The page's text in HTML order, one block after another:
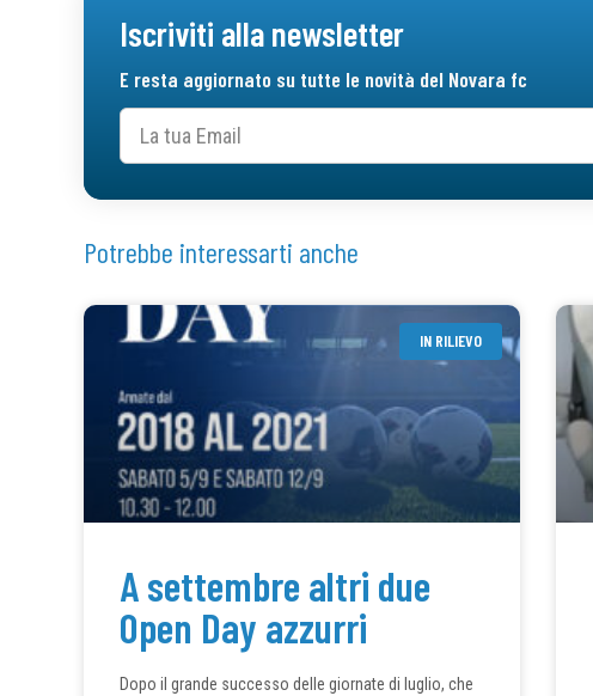
Iscriviti alla newsletter
E resta aggiornato su tutte le novità del Novara fc
Potrebbe interessarti anche
IN RILIEVO
A settembre altri due
Open Day azzurri
Dopo il grande successo delle giornate di luglio, che